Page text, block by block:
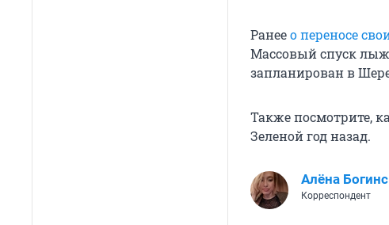
Ранеео переносе
Массовый спуск
запланирован в
Также посмотрите,
Зеленой год назад.
Алёна
Корреспондент